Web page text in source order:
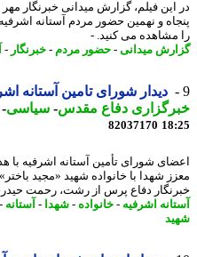
فیلم، گزارش میدانی خبرنگار مهر از
و نهمین حضور مردم آستانه اشرفیه در
می کنید. -
میدانی- حضور مردم- خبرنگار -
دیدار شورای تامین آستانه
دفاع مقدس-سیاسی-
82037170
شورای تأمین آستانه اشرفیه با هدف
شهدا با خانواده شهید «مجید باختر»
دفاع پرس از رشت، رحمت حیدری ...
اشرفیه-خانواده- شهدا-آستانه-